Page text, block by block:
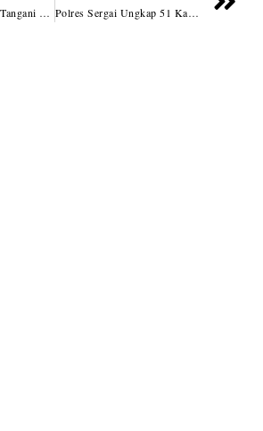
Polsek Tanah Jawa Tangani Penemuan Jenazah di Hatonduhan Polres Sergai Ungkap 51 Kasus Narkotika, 58 Tersangka Diamankan Dalam Operasi Antik Toba 2026